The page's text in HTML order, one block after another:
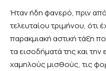
Ήταν ήδη φανερό, πριν
τελευταίου τριμήνου, ότι
παρακμιακή αστική τάξη
τα εισοδήματά της και
χαμηλούς μισθούς, τις